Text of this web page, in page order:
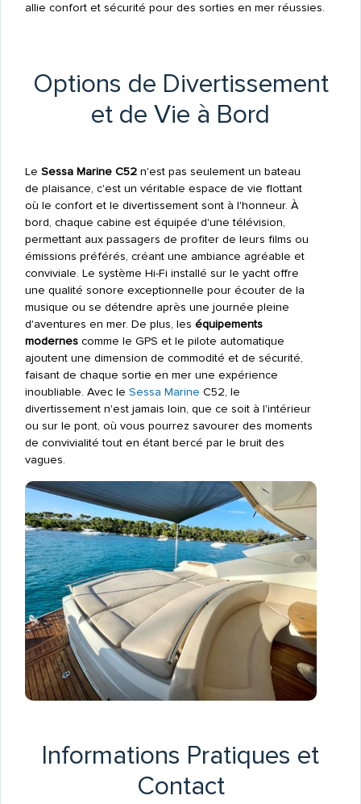
allie confort et sécurité pour des sorties en mer réussies.
Options de Divertissement
et de Vie à Bord
Le Sessa Marine C52n'est pas seulement un bateau
de plaisance, c'est un véritable espace de vie flottant
où le confort et le divertissement sont à l'honneur. À
bord, chaque cabine est équipée d'une télévision,
permettant aux passagers de profiter de leurs films ou
émissions préférés, créant une ambiance agréable et
conviviale. Le système Hi-Fi installé sur le yacht offre
une qualité sonore exceptionnelle pour écouter de la
musique ou se détendre après une journée pleine
d'aventures en mer. De plus, les équipements
modernescomme le GPS et le pilote automatique
ajoutent une dimension de commodité et de sécurité,
faisant de chaque sortie en mer une expérience
inoubliable. Avec le Sessa Marine C52, le
divertissement n'est jamais loin, que ce soit à l'intérieur
ou sur le pont, où vous pourrez savourer des moments
de convivialité tout en étant bercé par le bruit des
vagues.
Informations Pratiques et
Contact